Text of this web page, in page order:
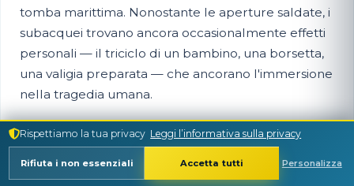
tomba marittima. Nonostante le aperture saldate, i
subacquei trovano ancora occasionalmente effetti
personali — il triciclo di un bambino, una borsetta,
una valigia preparata — che ancorano l'immersione
nella tragedia umana.
La commercializzazione del lutto. Alcuni
sostengono che vendere gite di immersione su una
fossa comune sia fondamentalmente
Rispettiamo la tua privacy Leggi l’informativa sulla privacy
Personalizza
Rifiuta i non essenziali Accetta tutti